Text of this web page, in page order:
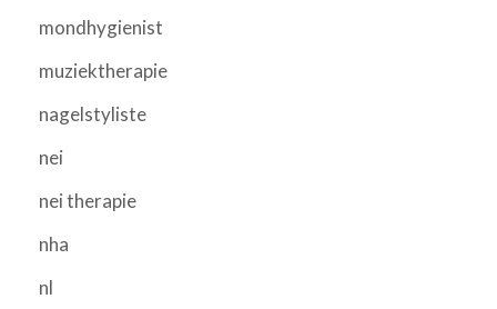
mondhygienist
muziektherapie
nagelstyliste
nei
nei therapie
nha
nl